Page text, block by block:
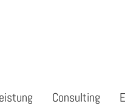
Consulting